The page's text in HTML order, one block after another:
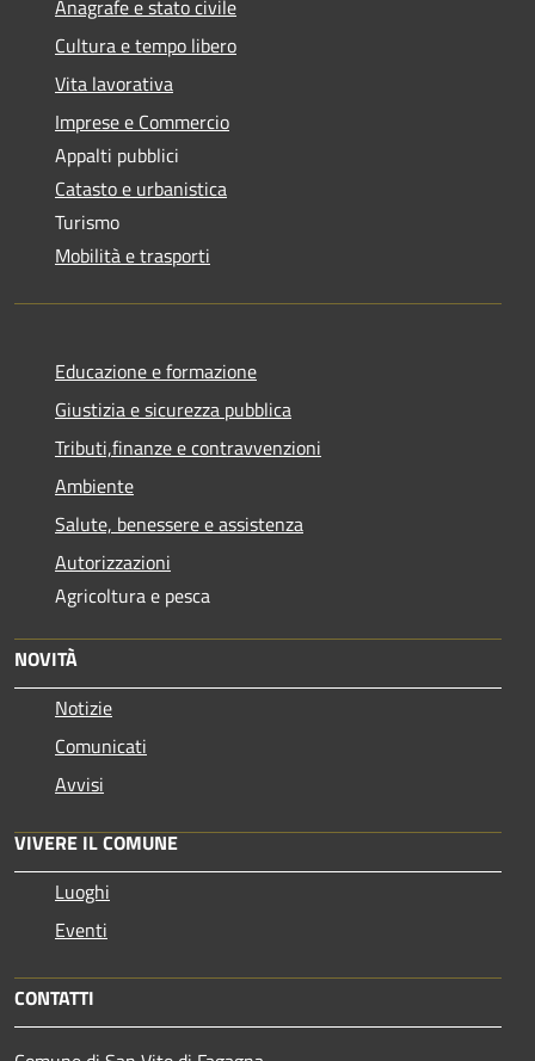
Anagrafe e stato civile
Cultura e tempo libero
Vita lavorativa
Imprese e Commercio
Appalti pubblici
Catasto e urbanistica
Turismo
Mobilità e trasporti
Educazione e formazione
Giustizia e sicurezza pubblica
Tributi,finanze e contravvenzioni
Ambiente
Salute, benessere e assistenza
Autorizzazioni
Agricoltura e pesca
NOVITÀ
Notizie
Comunicati
Avvisi
VIVERE IL COMUNE
Luoghi
Eventi
CONTATTI